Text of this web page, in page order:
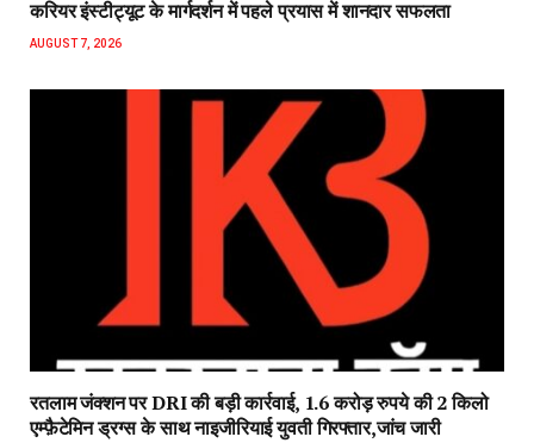
करियर इंस्टीट्यूट के मार्गदर्शन में पहले प्रयास में शानदार सफलता
AUGUST 7, 2026
रतलाम जंक्शन पर DRI की बड़ी कार्रवाई, 1.6 करोड़ रुपये की 2 किलो
एम्फ़ैटेमिन ड्रग्स के साथ नाइजीरियाई युवती गिरफ्तार,जांच जारी